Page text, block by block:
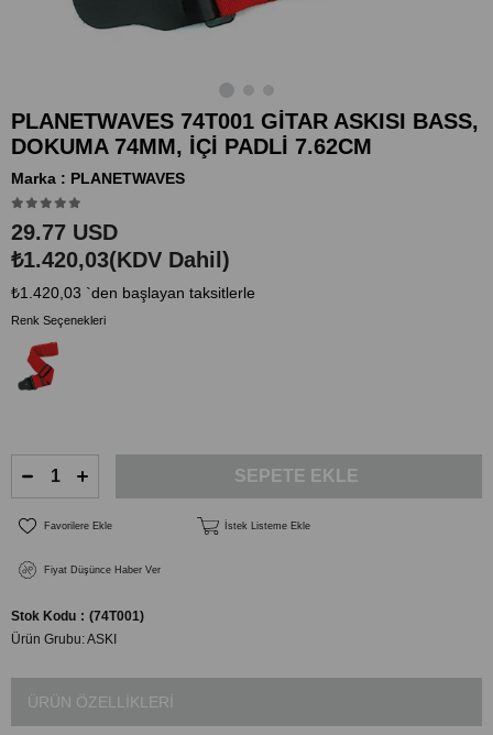
PLANETWAVES 74T001 GİTAR ASKISI BASS,
DOKUMA 74MM, İÇİ PADLİ 7.62CM
Marka : PLANETWAVES
29.77 USD
₺1.420,03(KDV Dahil)
₺1.420,03 `den başlayan taksitlerle
Renk Seçenekleri
Favorilere Ekle İstek Listeme Ekle
Fiyat Düşünce Haber Ver
Stok Kodu
(74T001)
Ürün Grubu:ASKI
ÜRÜN ÖZELLIKLERI